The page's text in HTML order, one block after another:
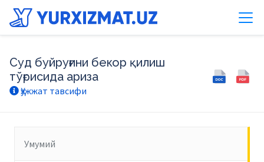
Суд буйруғини бекор қилиш
тўғрисида ариза
Ҳужжат тавсифи
Умумий